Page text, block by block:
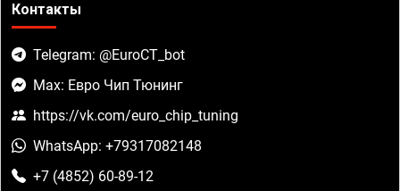
Контакты
Telegram: @EuroCT_bot
Max: Евро Чип Тюнинг
https://vk.com/euro_chip_tuning
WhatsApp: +79317082148
+7 (4852) 60-89-12